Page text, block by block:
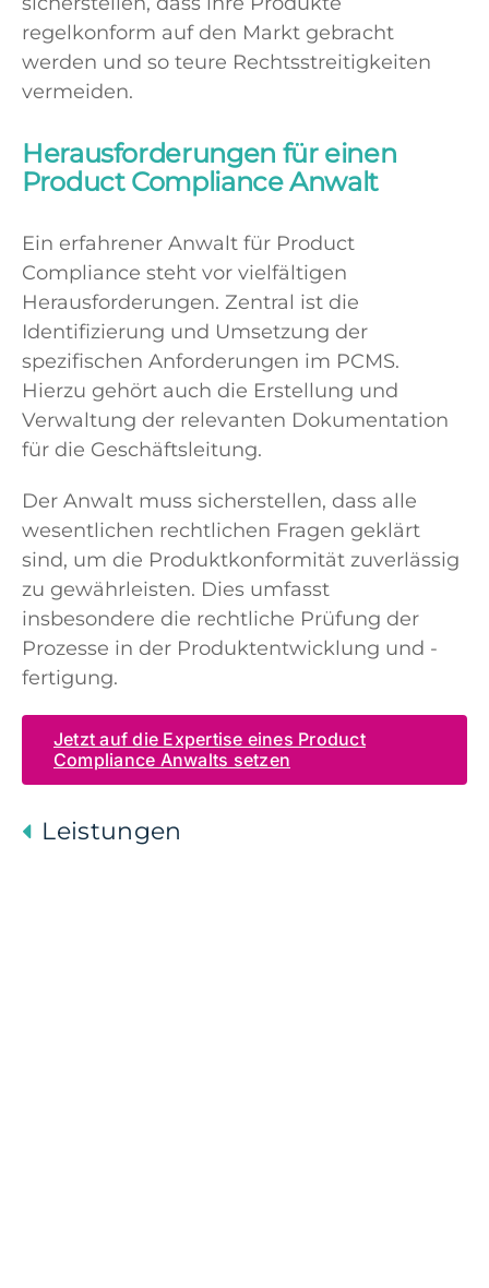
regelkonform auf den Markt gebracht
werden und so teure Rechtsstreitigkeiten
vermeiden.
Herausforderungen für einen
Product Compliance Anwalt
Ein erfahrener Anwalt für Product
Compliance steht vor vielfältigen
Herausforderungen. Zentral ist die
Identifizierung und Umsetzung der
spezifischen Anforderungen im PCMS.
Hierzu gehört auch die Erstellung und
Verwaltung der relevanten Dokumentation
für die Geschäftsleitung.
Der Anwalt muss sicherstellen, dass alle
wesentlichen rechtlichen Fragen geklärt
sind, um die Produktkonformität zuverlässig
zu gewährleisten. Dies umfasst
insbesondere die rechtliche Prüfung der
Prozesse in der Produktentwicklung und -
fertigung.
Jetzt auf die Expertise eines Product
Compliance Anwalts setzen
Leistungen